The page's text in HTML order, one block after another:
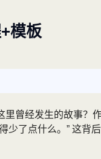
模板
曾经发生的故事
少了点什么。” 这